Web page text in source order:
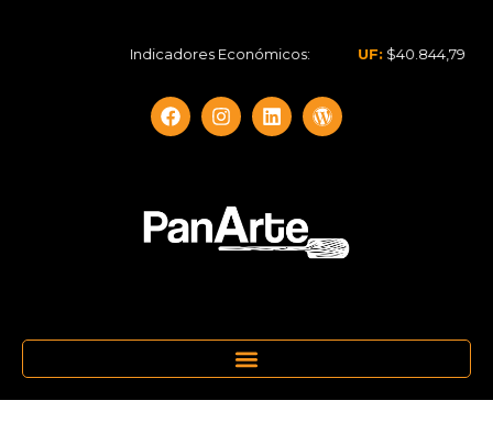
Indicadores Económicos: $40.844,79